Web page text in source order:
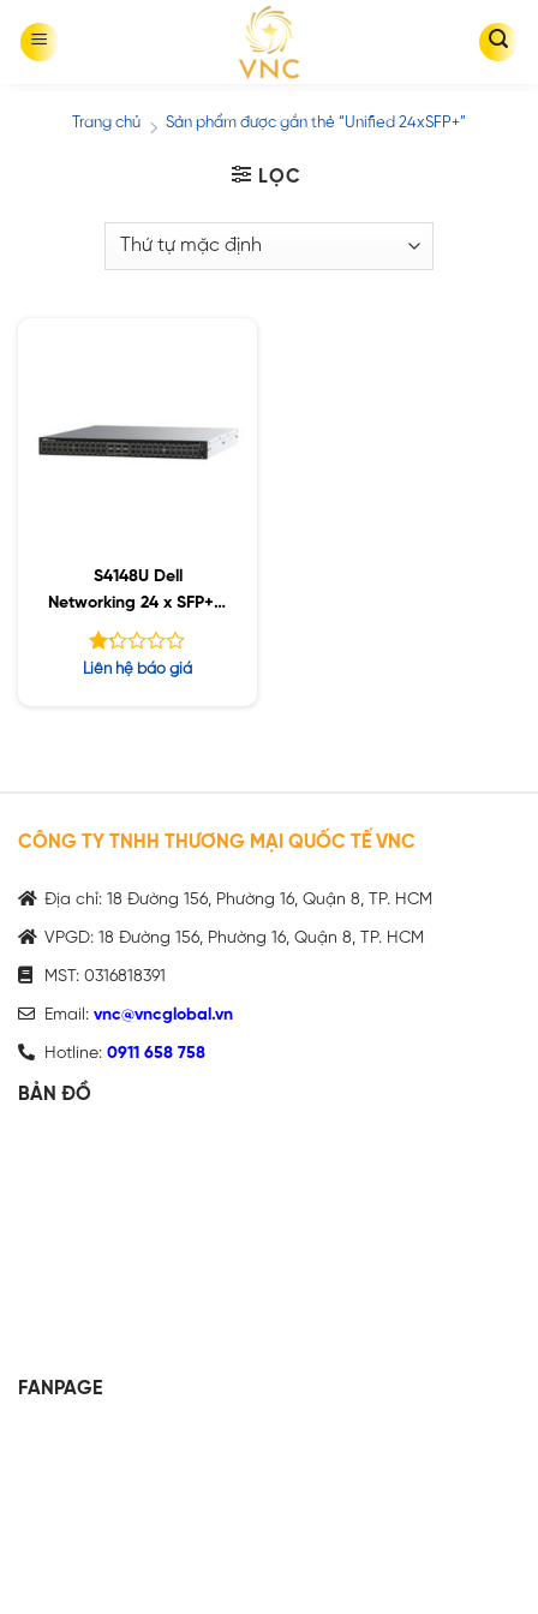
Trang chủ / Sản phẩm được gắn thẻ “Unified 24xSFP+”
LỌC
S4148U Dell
Networking 24 x SFP+ /
2 x QSFP / Unified 24 x
SFP+ / 4 x QSFP28
Được
Liên hệ báo giá
CÔNG TY TNHH THƯƠNG MẠI QUỐC TẾ VNC
Địa chỉ: 18 Đường 156, Phường 16, Quận 8, TP. HCM
VPGD: 18 Đường 156, Phường 16, Quận 8, TP. HCM
MST: 0316818391
Email: vnc@vncglobal.vn
Hotline: 0911 658 758
BẢN ĐỒ
FANPAGE